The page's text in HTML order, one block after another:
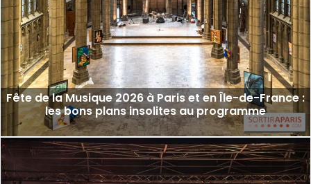
Fête de la Musique 2026 à Paris et en Île-de-France :
les bons plans insolites au programme